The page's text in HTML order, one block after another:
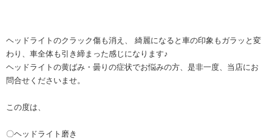
ヘッドライトのクラック傷も消え、
綺麗になると車の印象もガラッと変
わり、車全体も引き締まった感じになります♪
ヘッドライトの黄ばみ・曇りの症状でお悩みの方、是非一度、当店にお
問合せくださいませ。
この度は、
〇ヘッドライト磨き